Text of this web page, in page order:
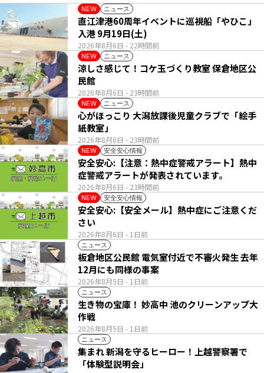
NEW ニュース
2026年8月6日 - 22時間前
直江津港60周年イベントに巡視船「やひこ」
入港 9月19日(土)
NEW ニュース
2026年8月6日 - 23時間前
涼しさ感じて！コケ玉づくり教室 保倉地区公
民館
NEW ニュース
2026年8月6日 - 23時間前
心がほっこり 大潟放課後児童クラブで「絵手
紙教室」
NEW 安全安心情報
2026年8月6日 - 23時間前
安全安心:【注意：熱中症警戒アラート】熱中
症警戒アラートが発表されています。
NEW 安全安心情報
2026年8月6日 - 1日前
安全安心:【安全メール】熱中症にご注意くだ
さい
ニュース
2026年8月5日 - 1日前
板倉地区公民館 電気室付近で不審火発生 去年
12月にも同様の事案
ニュース
2026年8月5日 - 1日前
生き物の宝庫！ 妙高中 池のクリーンアップ大
作戦
ニュース
集まれ 新潟を守るヒーロー！上越警察署で
「体験型説明会」